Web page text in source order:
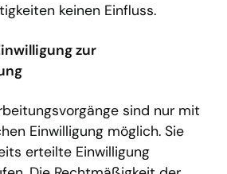
keinen Einfluss.
zur
sind nur mit
Einwilligung möglich. Sie
erteilte Einwilligung